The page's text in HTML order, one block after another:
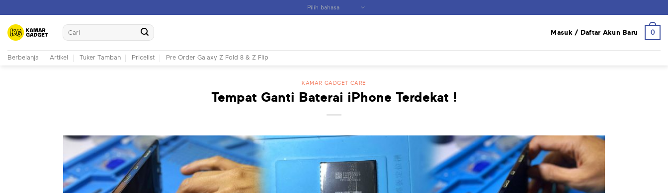
content
Search
for:
Masuk / Daftar Akun Baru 0
Berbelanja Artikel Tuker Tambah Pricelist Pre Order Galaxy Z Fold 8 & Z Flip
KAMAR GADGET CARE
Tempat Ganti Baterai iPhone Terdekat !